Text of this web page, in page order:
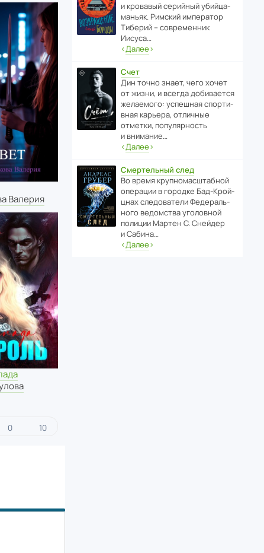
Валерия
0 10
и кровавый серийный убийца-
маньяк. Римский импе­ратор
Тиберий – совре­менник
Иисуса…
‹Далее›
Счет
Дин точно знает, чего хочет
от жизни, и всегда доби­ва­ется
жела­е­мого: успе­шная спор­ти­
вная карьера, отли­чные
отметки, попу­ля­р­ность
и внимание…
‹Далее›
Смертельный след
Во время круп­но­мас­ш­та­бной
операции в городке Бад‑Крой­
цнах следо­ва­тели Феде­раль­
ного ведомства уголо­вной
полиции Мартен С. Снейдер
и Сабина…
‹Далее›